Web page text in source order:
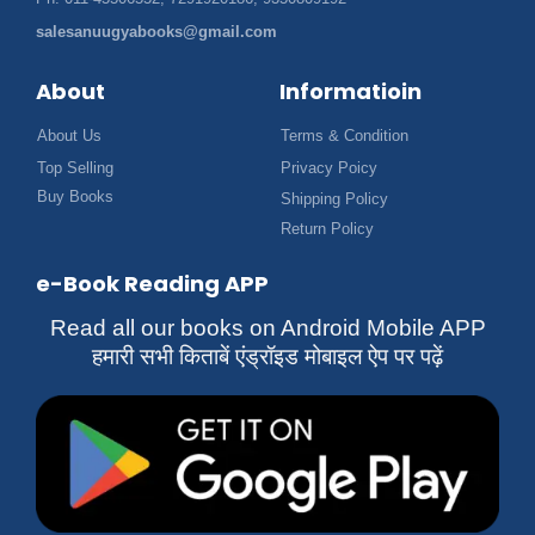
About Us
Top Selling
Terms & Condition
Privacy Poicy
Shipping Policy
e-Book Reading APP
Read all our books on Android Mobile APP
हमारी सभी किताबें एंड्रॉइड मोबाइल ऐप पर पढ़ें